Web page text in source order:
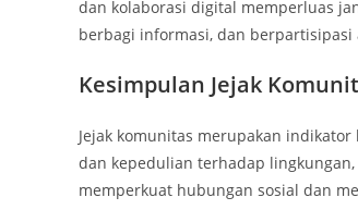
dan kolaborasi digital memperluas
berbagi informasi, dan
Kesimpulan Jejak
Jejak komunitas merupakan
dan kepedulian terhadap
memperkuat hubungan sosial dan